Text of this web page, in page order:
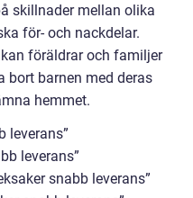
skillnader mellan olika
för- och nackdelar.
föräldrar och familjer
bort barnen med deras
hemmet.
leverans”
leverans”
snabb leverans”